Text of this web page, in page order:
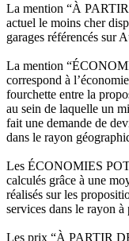
La mention “À
actuel le moins cher
garages référencés sur
La mention
correspond à
fourchette entre la
au sein de laquelle un
fait une demande de
dans le rayon
Les ÉCONOMIES
calculés grâce à une
réalisés sur les
services dans le rayon
Les prix “À PARTIR